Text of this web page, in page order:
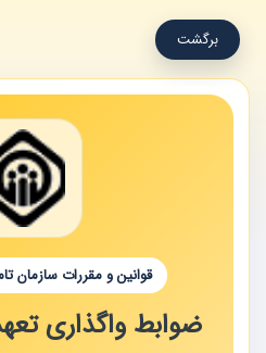
برگشت
قوانین و مقررات سازمان
ضوابط واگذاری